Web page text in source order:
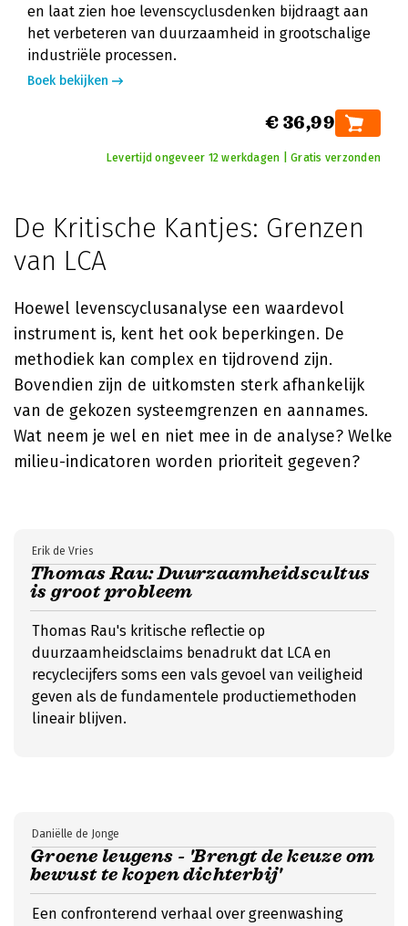
en laat zien hoe levenscyclusdenken bijdraagt aan
het verbeteren van duurzaamheid in grootschalige
industriële processen.
Boek bekijken
€ 36,99
Levertijd ongeveer 12 werkdagen | Gratis verzonden
De Kritische Kantjes: Grenzen
van LCA
Hoewel levenscyclusanalyse een waardevol
instrument is, kent het ook beperkingen. De
methodiek kan complex en tijdrovend zijn.
Bovendien zijn de uitkomsten sterk afhankelijk
van de gekozen systeemgrenzen en aannames.
Wat neem je wel en niet mee in de analyse? Welke
milieu-indicatoren worden prioriteit gegeven?
Thomas Rau: Duurzaamheidscultus
is groot probleem
Erik de Vries
Thomas Rau's kritische reflectie op
duurzaamheidsclaims benadrukt dat LCA en
recyclecijfers soms een vals gevoel van veiligheid
geven als de fundamentele productiemethoden
lineair blijven.
Groene leugens - 'Brengt de keuze om
bewust te kopen dichterbij'
Daniëlle de Jonge
Een confronterend verhaal over greenwashing